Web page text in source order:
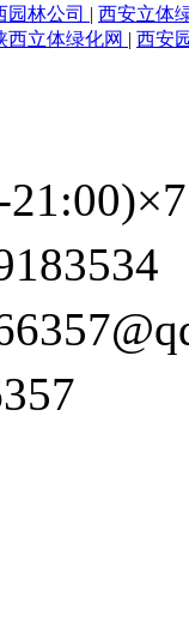
园林公司 | 西安立体
西立体绿化网 | 西安